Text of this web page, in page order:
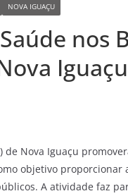
NOVA IGUAÇU
nos
de Nova Iguaçu
objetivo
A atividade faz